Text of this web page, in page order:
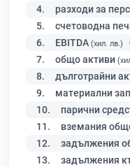
4. разходи за
5. счетоводна
6. EBITDA (хил. лв.)
7. общо активи
8. дълготрайни
9. материални
10. парични
11. вземания
12. задължения
13. задължения